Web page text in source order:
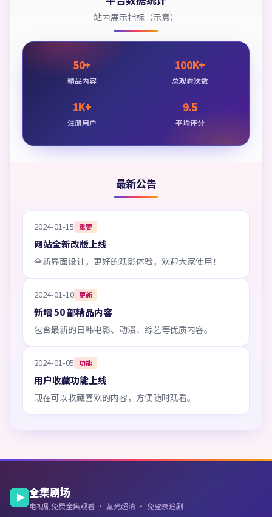
站内展示指标（示意）
50+
精品内容
100K+
总观看次数
1K+
注册用户
9.5
平均评分
最新公告
2024-01-15 重要
网站全新改版上线
全新界面设计，更好的观影体验，欢迎大家使用！
2024-01-10 更新
新增 50 部精品内容
包含最新的日韩电影、动漫、综艺等优质内容。
2024-01-05 功能
用户收藏功能上线
现在可以收藏喜欢的内容，方便随时观看。
全集剧场
电视剧免费全集观看 · 蓝光超清 · 免登录追剧